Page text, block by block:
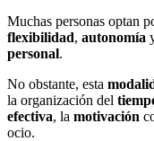
Muchas personas optan
flexibilidad, autonomía
personal.
No obstante, esta
la organización del
efectiva, la motivación
ocio.